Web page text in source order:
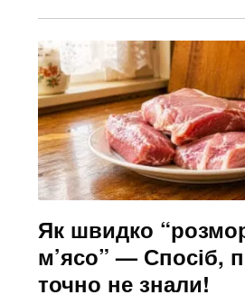
Як швидко
м’ясо” — Спосіб,
точно не знали!